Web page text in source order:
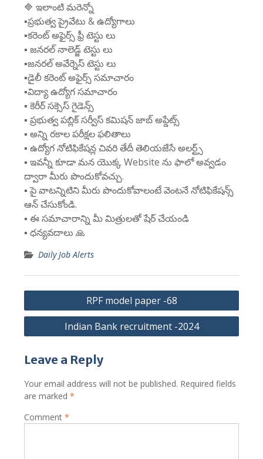
🔷 ఇలాంటి మరెన్నో
▪️ప్రభుత్వ ప్రైవేటు & ఉద్యోగాలు
▪️కరెంట్ అఫైర్స్ ఫ్రీ టెస్టు లు
▪️ జనరల్ నాలెడ్జ్ టెస్టు లు
▪️జనరల్ అవేర్నెస్ టెస్టు లు
▪️డైలీ కరెంట్ అఫైర్స్ సమాచారం
▪️విద్యా ఉద్యోగ సమాచారం
▪️ కెరీర్ సక్సెస్ గైడెన్స్
▪️ ప్రభుత్వ పబ్లిక్ సర్వీస్ కమిషన్ జాబ్ అప్డేట్స్
▪️ అన్ని రకాల పరీక్షల ఫలితాలు
▪️ ఉద్యోగ నోటిఫికేషన్ల చివరి తేదీ తెలియజేసే అలర్ట్స్
▪️ ఇవన్నీ కూడా మన యొక్క Website ను ఫాలో అవ్వడం
ద్వారా మీరు పొందుకోవచ్చు.
▪️ పై వాటన్నిటిని మీరు పొందుకోవాలంటే వెంటనే నోటిఫికేషన్స్
ఆన్ చేసుకోండి.
▪️ ఈ సమాచారాన్ని మీ మిత్రులతో షేర్ చేయండి
▪️ ధన్యవదాలు 🙏
Daily Job Alerts
Post
navigation
RPF model paper -68
Indian Bank recruitment -2024
Leave a Reply
Your email address will not be published. Required fields
are marked *
Comment *